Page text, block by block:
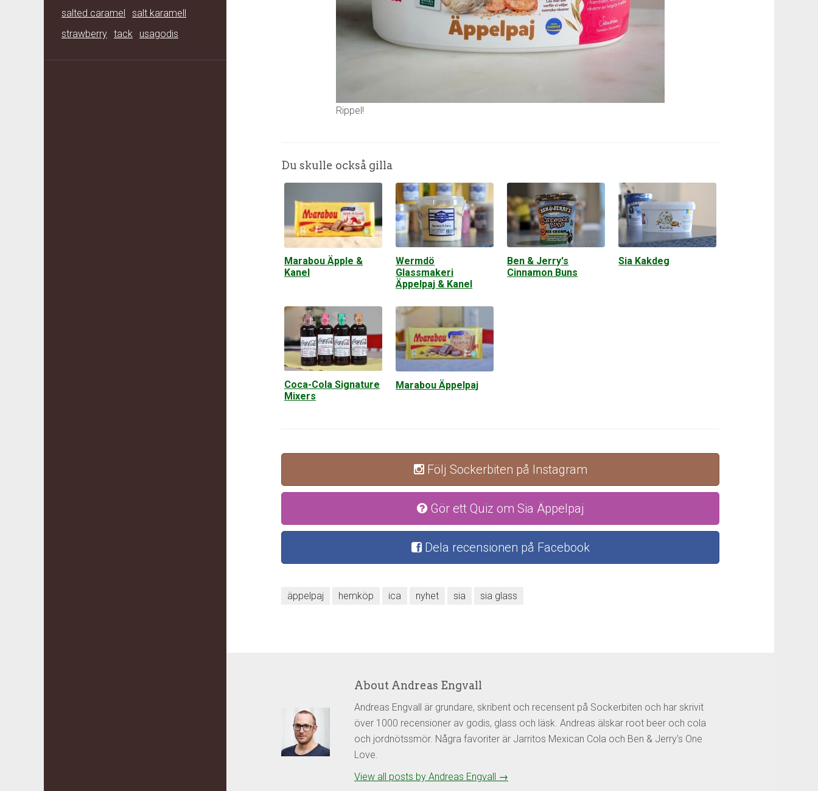
salted caramel
salt karamell
strawberry tack usagodis
Rippel!
Du skulle också gilla
Marabou Äpple &
Kanel
Wermdö
Glassmakeri
Äppelpaj & Kanel
Ben & Jerry's
Cinnamon Buns
Sia Kakdeg
Coca-Cola Signature
Mixers
Marabou Äppelpaj
Följ Sockerbiten på Instagram
Gör ett Quiz om Sia Äppelpaj
Dela recensionen på Facebook
äppelpaj hemköp ica nyhet sia sia glass
About Andreas Engvall
Andreas Engvall är grundare, skribent och recensent på Sockerbiten och har skrivit
över 1000 recensioner av godis, glass och läsk. Andreas älskar root beer och cola
och jordnötssmör. Några favoriter är Jarritos Mexican Cola och Ben & Jerry's One
Love.
View all posts by Andreas Engvall →